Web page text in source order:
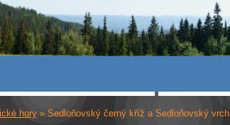
hory » Sedloňovský černý kříž a Sedloňovský vrch